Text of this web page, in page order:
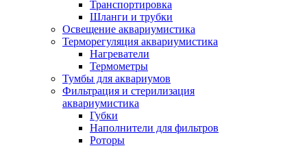
Транспортировка
Шланги и трубки
Освещение аквариумистика
Терморегуляция аквариумистика
Нагреватели
Термометры
Тумбы для аквариумов
Фильтрация и стерилизация
аквариумистика
Губки
Наполнители для фильтров
Роторы